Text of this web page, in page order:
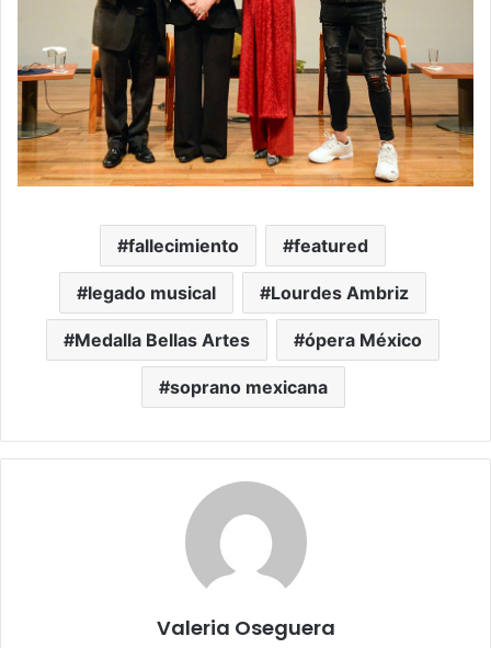
fallecimiento featured
legado musical Lourdes Ambriz
Medalla Bellas Artes ópera México
soprano mexicana
Valeria Oseguera